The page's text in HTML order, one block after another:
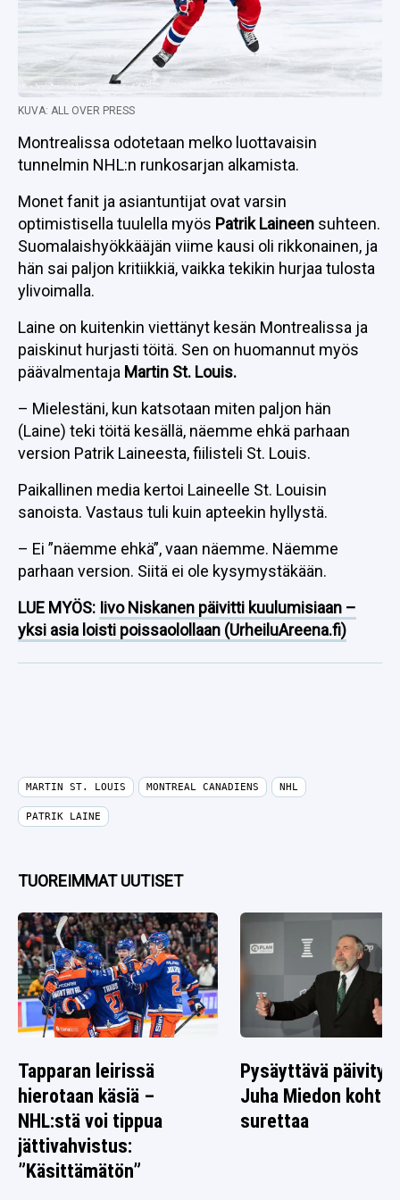
KUVA: ALL OVER PRESS
Montrealissa odotetaan melko luottavaisin
tunnelmin NHL:n runkosarjan alkamista.
Monet fanit ja asiantuntijat ovat varsin
optimistisella tuulella myös Patrik Laineen suhteen.
Suomalaishyökkääjän viime kausi oli rikkonainen, ja
hän sai paljon kritiikkiä, vaikka tekikin hurjaa tulosta
ylivoimalla.
Laine on kuitenkin viettänyt kesän Montrealissa ja
paiskinut hurjasti töitä. Sen on huomannut myös
päävalmentaja Martin St. Louis.
– Mielestäni, kun katsotaan miten paljon hän
(Laine) teki töitä kesällä, näemme ehkä parhaan
version Patrik Laineesta, fiilisteli St. Louis.
Paikallinen media kertoi Laineelle St. Louisin
sanoista. Vastaus tuli kuin apteekin hyllystä.
– Ei ”näemme ehkä”, vaan näemme. Näemme
parhaan version. Siitä ei ole kysymystäkään.
LUE MYÖS: Iivo Niskanen päivitti kuulumisiaan –
yksi asia loisti poissaolollaan (UrheiluAreena.fi)
MARTIN ST. LOUIS MONTREAL CANADIENS NHL
PATRIK LAINE
TUOREIMMAT UUTISET
Tapparan leirissä
hierotaan käsiä –
NHL:stä voi tippua
jättivahvistus:
”Käsittämätön”
Pysäyttävä päivitys:
Juha Miedon
surettaa